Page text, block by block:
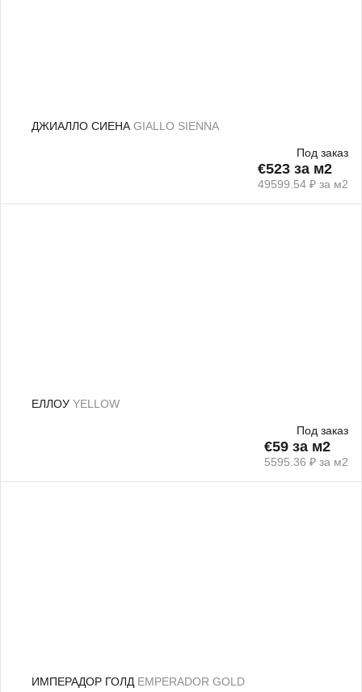
ДЖИАЛЛО СИЕНА GIALLO SIENNA
Под заказ
€523 за м2
49599.54 ₽ за м2
ЕЛЛОУ YELLOW
Под заказ
€59 за м2
5595.36 ₽ за м2
ИМПЕРАДОР ГОЛД EMPERADOR GOLD